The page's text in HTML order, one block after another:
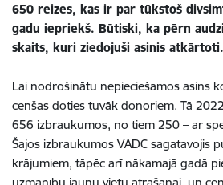
650 reizes, kas ir par tūkstoš
gadu iepriekš. Būtiski, ka pērn
skaits, kuri ziedojuši asinis atkārtoti.
Lai nodrošinātu nepieciešamos asins
cenšas doties tuvāk donoriem. Tā
656 izbraukumos, no tiem 250 – ar
Šajos izbraukumos VADC sagatavojis
krājumiem, tāpēc arī nākamajā gadā
uzmanību jaunu vietu atrašanai, un